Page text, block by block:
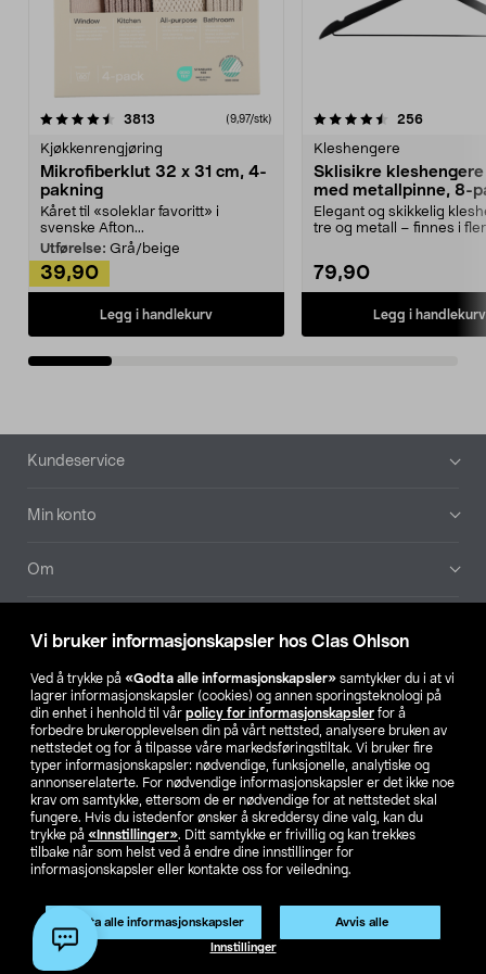
Vi bruker informasjonskapsler hos Clas Ohlson
Ved å trykke på «Godta alle informasjonskapsler» samtykker du i at vi
lagrer informasjonskapsler (cookies) og annen sporingsteknologi på
din enhet i henhold til vår policy for informasjonskapsler for å
forbedre brukeropplevelsen din på vårt nettsted, analysere bruken av
nettstedet og for å tilpasse våre markedsføringstiltak. Vi bruker fire
typer informasjonskapsler: nødvendige, funksjonelle, analytiske og
annonserelaterte. For nødvendige informasjonskapsler er det ikke noe
krav om samtykke, ettersom de er nødvendige for at nettstedet skal
fungere. Hvis du istedenfor ønsker å skreddersy dine valg, kan du
trykke på «Innstillinger». Ditt samtykke er frivillig og kan trekkes
tilbake når som helst ved å endre dine innstillinger for
informasjonskapsler eller kontakte oss for veiledning.
Godta alle informasjonskapsler Avvis alle
Innstillinger
3813 anmeldelser(9,97/stk)
Kjøkkenrengjøring
Mikrofiberklut 32 x 31 cm, 4-
pakning
Kåret til «soleklar favoritt» i
svenske Afton...
Utførelse: Grå/beige
39,90
Legg i handlekurv
4.5av 5 stjerner 256
Kleshengere
Sklisikre
med metallpinne, 8-
Elegant og skikkelig
tre og metall – finnes i
79,90
Legg i handlekurv
4.5av 5 stjerner
Bunntekst
Kundeservice
Min konto
Om
Våre selskaper
Finn din butikk
SE NO FI
Privacy statement Medlemsvilkår Kjøpsvilkår
For bedrifter
Endre til priser ekskl. moms